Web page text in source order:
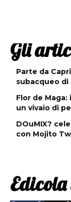
Gli
Parte da
subacqueo
Flor de
un vivaio di
DOuMIX?
con Mojito
Edicola